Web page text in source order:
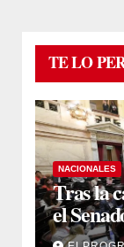
TE LO
NACIONALES
Tras la
el